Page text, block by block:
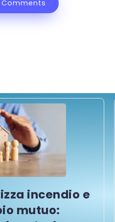
Comments
incendio e
mutuo: